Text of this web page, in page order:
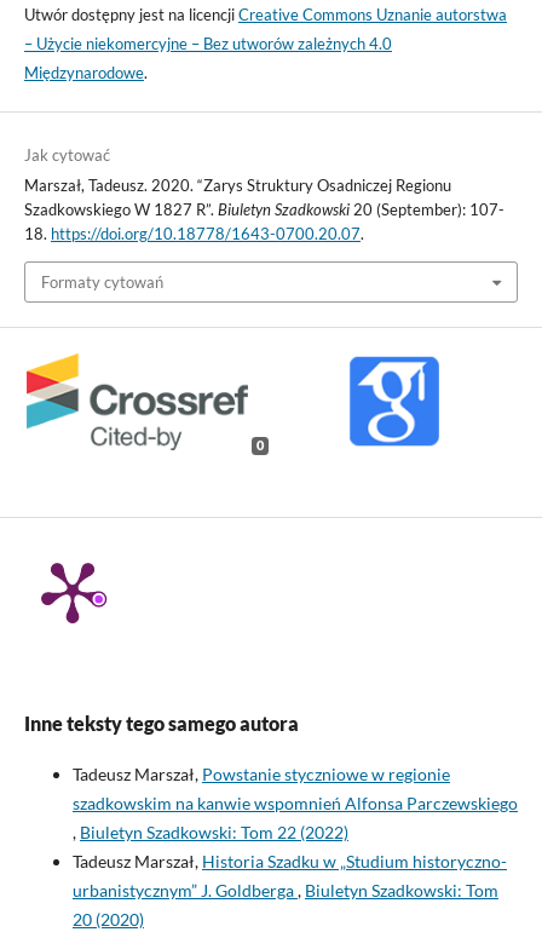
Utwór dostępny jest na licencjiCreative Commons Uznanie autorstwa
– Użycie niekomercyjne – Bez utworów zależnych 4.0
Międzynarodowe.
Jak cytować
Marszał, Tadeusz. 2020. “Zarys Struktury Osadniczej Regionu
Szadkowskiego W 1827 R”. Biuletyn Szadkowski20 (September): 107-
18. https://doi.org/10.18778/1643-0700.20.07.
Formaty cytowań
0
Inne teksty tego samego autora
Tadeusz Marszał, Powstanie styczniowe w regionie
szadkowskim na kanwie wspomnień Alfonsa Parczewskiego
, Biuletyn Szadkowski: Tom 22 (2022)
Tadeusz Marszał, Historia Szadku w „Studium historyczno-
urbanistycznym” J. Goldberga, Biuletyn Szadkowski: Tom
20 (2020)